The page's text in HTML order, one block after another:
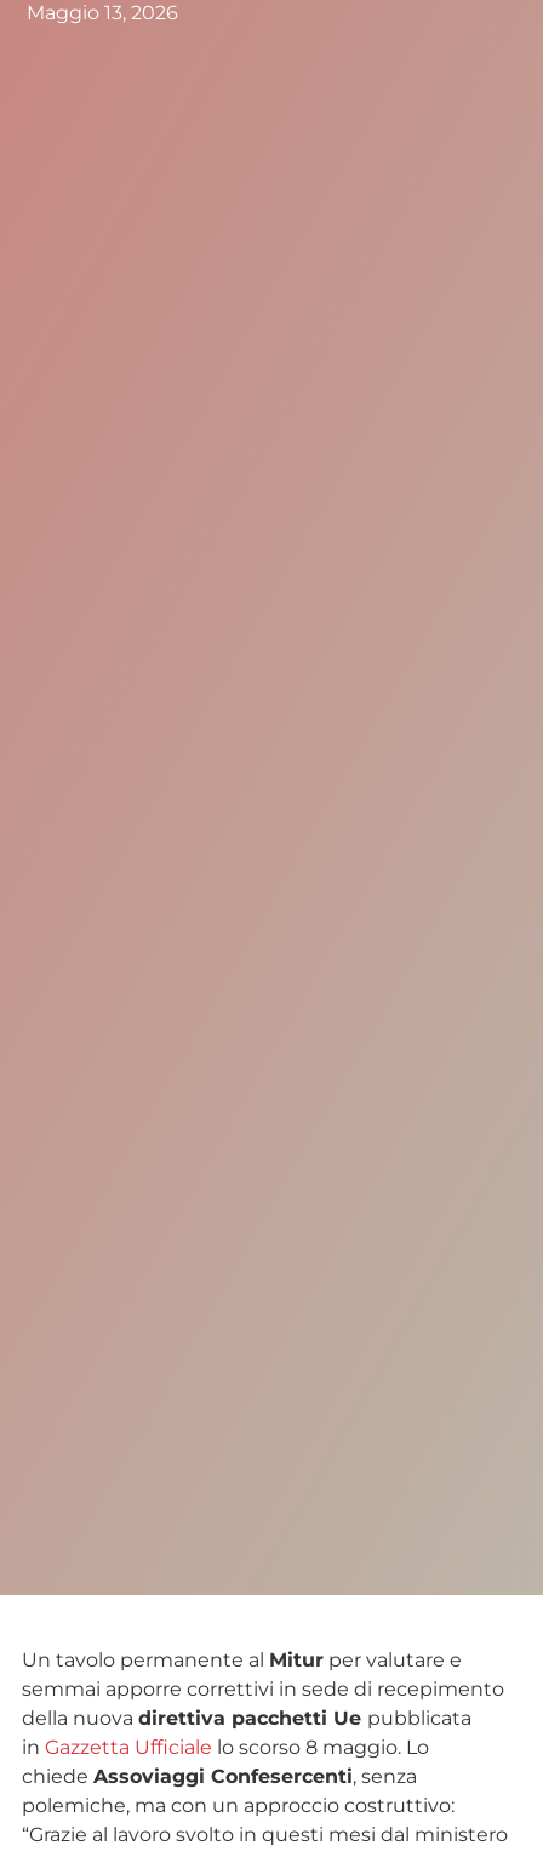
Maggio 13, 2026
Un tavolo permanente al Miturper valutare e
semmai apporre correttivi in sede di recepimento
della nuova direttiva pacchetti Ue pubblicata
in Gazzetta Ufficiale lo scorso 8 maggio. Lo
chiede Assoviaggi Confesercenti, senza
polemiche, ma con un approccio costruttivo:
“Grazie al lavoro svolto in questi mesi dal ministero